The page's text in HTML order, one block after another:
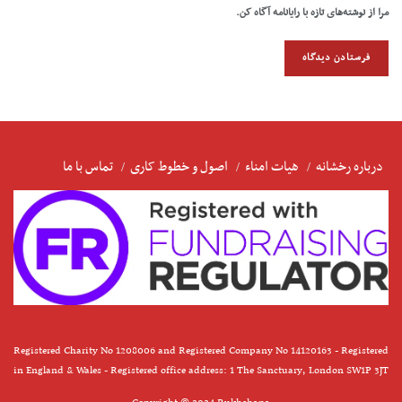
مرا از نوشته‌های تازه با رایانامه آگاه کن.
درباره رخشانه هیات امناء اصول و خطوط کاری تماس با ما
Registered Charity No 1208006 and Registered Company No 14120163 - Registered
in England & Wales - Registered office address: 1 The Sanctuary, London SW1P 3JT